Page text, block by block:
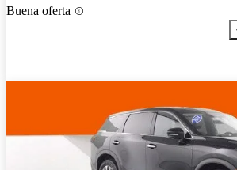
Buena oferta